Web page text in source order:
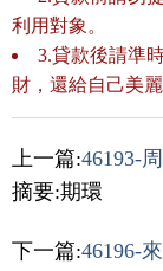
利用對象。
3.貸款後請準
財，還給自己美麗
上一篇:46193-
摘要:期環
下一篇:46196-